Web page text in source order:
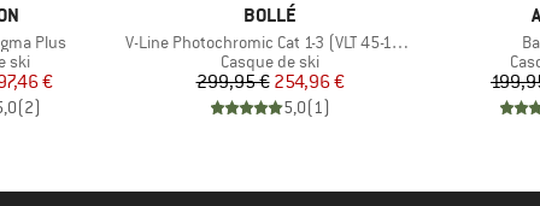
Plus
ski
réduit
€
(2)
MARQUE
BOLLÉ
Article
V-Line Photochromic Cat 1-3 (VLT 45-12%)
Product group
Casque de ski
Prix
299,95 €Prix réduit
254,96 €
5,0(1)